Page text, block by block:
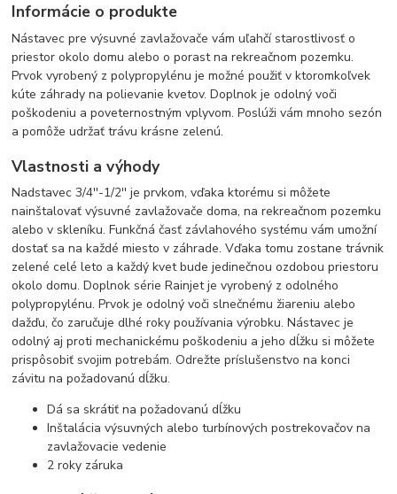
Informácie o produkte
Nástavec pre výsuvné zavlažovače vám uľahčí starostlivosť o
priestor okolo domu alebo o porast na rekreačnom pozemku.
Prvok vyrobený z polypropylénu je možné použiť v ktoromkoľvek
kúte záhrady na polievanie kvetov. Doplnok je odolný voči
poškodeniu a poveternostným vplyvom. Poslúži vám mnoho sezón
a pomôže udržať trávu krásne zelenú.
Vlastnosti a výhody
Nadstavec 3/4''-1/2'' je prvkom, vďaka ktorému si môžete
nainštalovať výsuvné zavlažovače doma, na rekreačnom pozemku
alebo v skleníku. Funkčná časť závlahového systému vám umožní
dostať sa na každé miesto v záhrade. Vďaka tomu zostane trávnik
zelené celé leto a každý kvet bude jedinečnou ozdobou priestoru
okolo domu. Doplnok série Rainjet je vyrobený z odolného
polypropylénu. Prvok je odolný voči slnečnému žiareniu alebo
dažďu, čo zaručuje dlhé roky používania výrobku. Nástavec je
odolný aj proti mechanickému poškodeniu a jeho dĺžku si môžete
prispôsobiť svojim potrebám. Odrežte príslušenstvo na konci
závitu na požadovanú dĺžku.
Dá sa skrátiť na požadovanú dĺžku
Inštalácia výsuvných alebo turbínových postrekovačov na
zavlažovacie vedenie
2 roky záruka